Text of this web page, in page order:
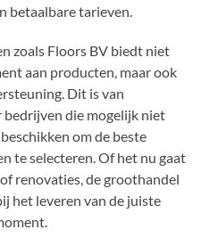
betaalbare tarieven.
zoals Floors BV biedt niet
aan producten, maar ook
Dit is van
die mogelijk niet
om de beste
te selecteren. Of het nu gaat
renovaties, de groothandel
het leveren van de juiste